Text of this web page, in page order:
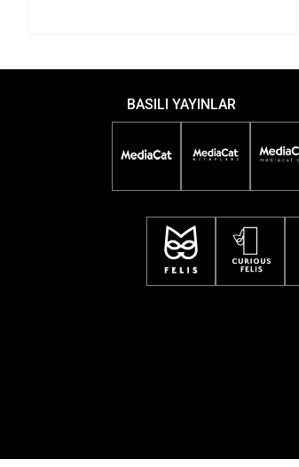
BASILI YAYINLAR